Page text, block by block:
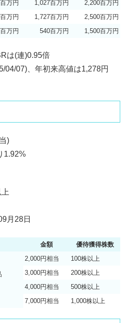
万円 1,027百万円
2,200百万円
万円 1,727百万円
2,500百万円
万円 540百万円 1,500百万円
は(連)0.95倍
04/07)、年初来高値は1,278円
)
1.92%
月28日
金額 優待獲得株数
2,000円相当
100株以上
3,000円相当
200株以上
4,000円相当
500株以上
7,000円相当
1,000株以上